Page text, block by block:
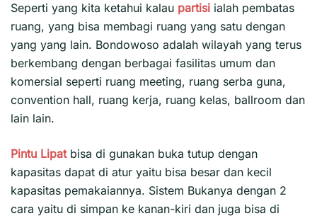
Seperti yang kita ketahui kalau partisi ialah pembatas
ruang, yang bisa membagi ruang yang satu dengan
yang yang lain. Bondowoso adalah wilayah yang terus
berkembang dengan berbagai fasilitas umum dan
komersial seperti ruang meeting, ruang serba guna,
convention hall, ruang kerja, ruang kelas, ballroom dan
lain lain.
Pintu Lipat bisa di gunakan buka tutup dengan
kapasitas dapat di atur yaitu bisa besar dan kecil
kapasitas pemakaiannya. Sistem Bukanya dengan 2
cara yaitu di simpan ke kanan-kiri dan juga bisa di